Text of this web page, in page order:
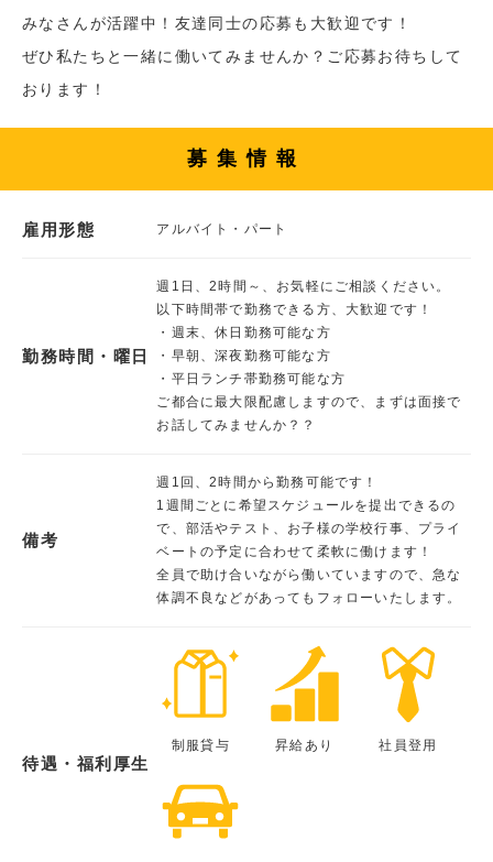
みなさんが活躍中！友達同士の応募も大歓迎です！
ぜひ私たちと一緒に働いてみませんか？ご応募お待ちして
おります！
募集情報
雇用形態 アルバイト・パート
勤務時間・曜日
週1日、2時間～、お気軽にご相談ください。
以下時間帯で勤務できる方、大歓迎です！
・週末、休日勤務可能な方
・早朝、深夜勤務可能な方
・平日ランチ帯勤務可能な方
ご都合に最大限配慮しますので、まずは面接で
お話してみませんか？？
備考
週1回、2時間から勤務可能です！
1週間ごとに希望スケジュールを提出できるの
で、部活やテスト、お子様の学校行事、プライ
ベートの予定に合わせて柔軟に働けます！
全員で助け合いながら働いていますので、急な
体調不良などがあってもフォローいたします。
待遇・福利厚生
制服貸与 昇給あり 社員登用